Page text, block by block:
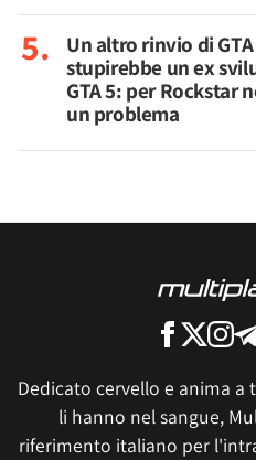
Un altro rinvio di
stupirebbe un ex
GTA 5: per Rockstar
un problema
Dedicato cervello e anima
li hanno nel sangue,
riferimento italiano per